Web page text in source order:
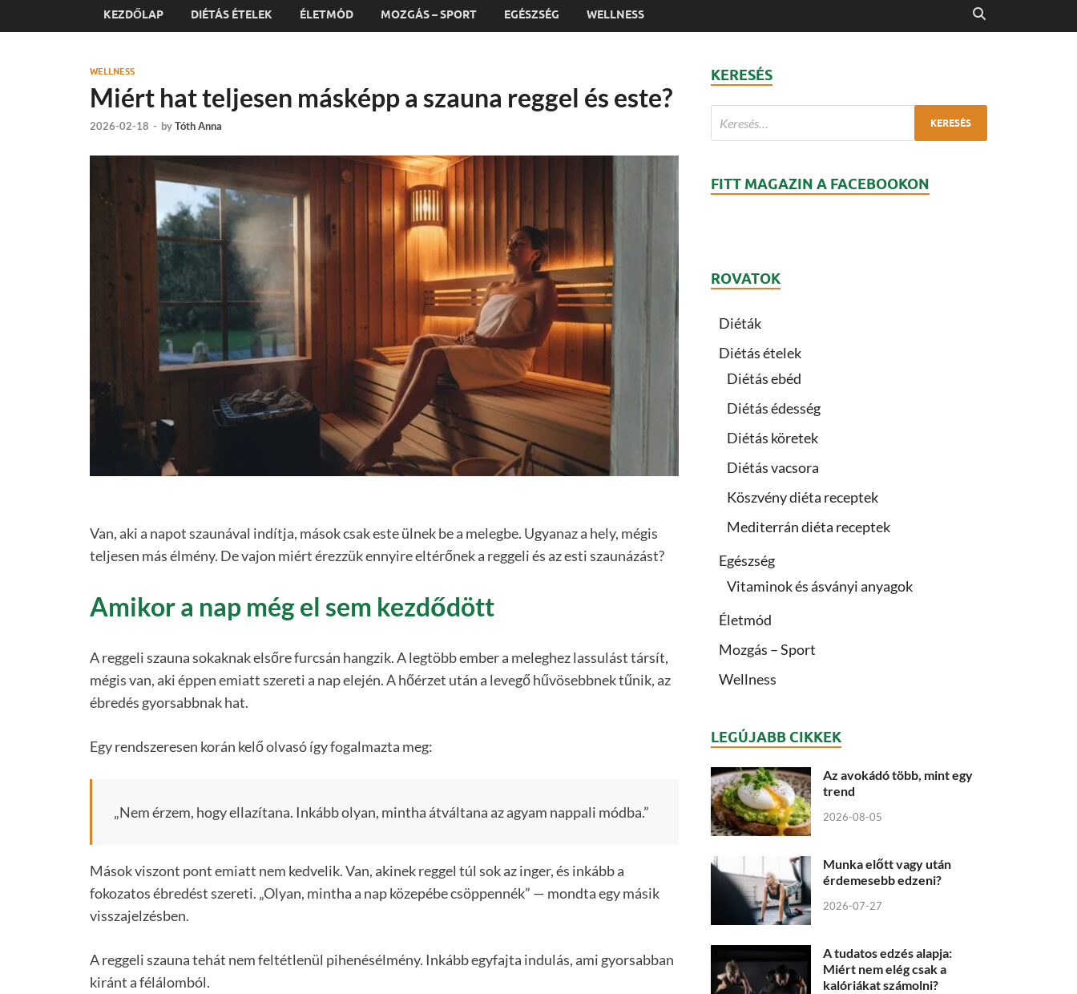
KEZDŐLAP DIÉTÁS ÉTELEK ÉLETMÓD MOZGÁS – SPORT EGÉSZSÉG WELLNESS
WELLNESS
Miért hat teljesen másképp a szauna reggel és este?
2026-02-18 - byTóth Anna
Van, aki a napot szaunával indítja, mások csak este ülnek be a melegbe. Ugyanaz a hely, mégis
teljesen más élmény. De vajon miért érezzük ennyire eltérőnek a reggeli és az esti szaunázást?
Amikor a nap még el sem kezdődött
A reggeli szauna sokaknak elsőre furcsán hangzik. A legtöbb ember a meleghez lassulást társít,
mégis van, aki éppen emiatt szereti a nap elején. A hőérzet után a levegő hűvösebbnek tűnik, az
ébredés gyorsabbnak hat.
Egy rendszeresen korán kelő olvasó így fogalmazta meg:
„Nem érzem, hogy ellazítana. Inkább olyan, mintha átváltana az agyam nappali módba.”
Mások viszont pont emiatt nem kedvelik. Van, akinek reggel túl sok az inger, és inkább a
fokozatos ébredést szereti. „Olyan, mintha a nap közepébe csöppennék” — mondta egy másik
visszajelzésben.
A reggeli szauna tehát nem feltétlenül pihenésélmény. Inkább egyfajta indulás, ami gyorsabban
kiránt a félálomból.
KERESÉS
FITT MAGAZIN A FACEBOOKON
ROVATOK
Diéták
Diétás ételek
Diétás ebéd
Diétás édesség
Diétás köretek
Diétás vacsora
Köszvény diéta receptek
Mediterrán diéta receptek
Egészség
Vitaminok és ásványi anyagok
Életmód
Mozgás – Sport
Wellness
LEGÚJABB CIKKEK
Az avokádó több, mint egy
trend
2026-08-05
Munka előtt vagy után
érdemesebb edzeni?
2026-07-27
A tudatos edzés alapja:
Miért nem elég csak a
kalóriákat számolni?